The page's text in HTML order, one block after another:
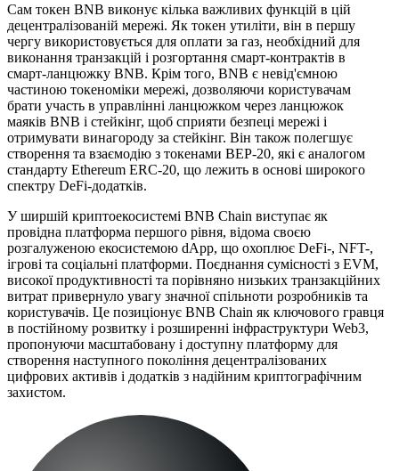
Сам токен BNB виконує кілька важливих функцій в цій
децентралізованій мережі. Як токен утиліти, він в першу
чергу використовується для оплати за газ, необхідний для
виконання транзакцій і розгортання смарт-контрактів в
смарт-ланцюжку BNB. Крім того, BNB є невід'ємною
частиною токеноміки мережі, дозволяючи користувачам
брати участь в управлінні ланцюжком через ланцюжок
маяків BNB і стейкінг, щоб сприяти безпеці мережі і
отримувати винагороду за стейкінг. Він також полегшує
створення та взаємодію з токенами BEP-20, які є аналогом
стандарту Ethereum ERC-20, що лежить в основі широкого
спектру DeFi-додатків.
У ширшій криптоекосистемі BNB Chain виступає як
провідна платформа першого рівня, відома своєю
розгалуженою екосистемою dApp, що охоплює DeFi-, NFT-,
ігрові та соціальні платформи. Поєднання сумісності з EVM,
високої продуктивності та порівняно низьких транзакційних
витрат привернуло увагу значної спільноти розробників та
користувачів. Це позиціонує BNB Chain як ключового гравця
в постійному розвитку і розширенні інфраструктури Web3,
пропонуючи масштабовану і доступну платформу для
створення наступного покоління децентралізованих
цифрових активів і додатків з надійним криптографічним
захистом.